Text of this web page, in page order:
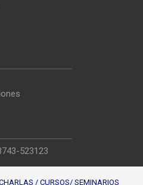
523123
/ CURSOS/ SEMINARIOS